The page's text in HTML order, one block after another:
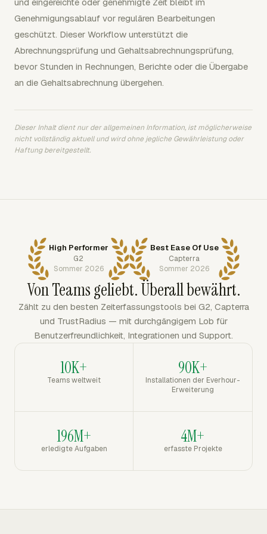
Genehmigungsablauf vor regulären Bearbeitungen
geschützt. Dieser Workflow unterstützt die
Abrechnungsprüfung und Gehaltsabrechnungsprüfung,
bevor Stunden in Rechnungen, Berichte oder die Übergabe
an die Gehaltsabrechnung übergehen.
Dieser Inhalt dient nur der allgemeinen Information, ist möglicherweise
nicht vollständig aktuell und wird ohne jegliche Gewährleistung oder
Haftung bereitgestellt.
High Performer
G2
Sommer 2026
Best Ease Of Use
Capterra
Sommer 2026
Von Teams geliebt. Überall bewährt.
Zählt zu den besten Zeiterfassungstools bei G2, Capterra
und TrustRadius — mit durchgängigem Lob für
Benutzerfreundlichkeit, Integrationen und Support.
10K+
Teams weltweit
90K+
Installationen der Everhour-
Erweiterung
196M+
erledigte Aufgaben
4M+
erfasste Projekte